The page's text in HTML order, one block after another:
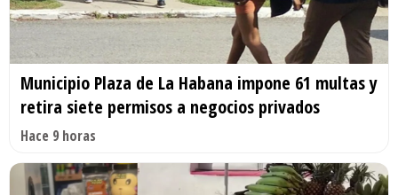
Municipio Plaza de La Habana impone 61 multas y
retira siete permisos a negocios privados
Hace 9 horas